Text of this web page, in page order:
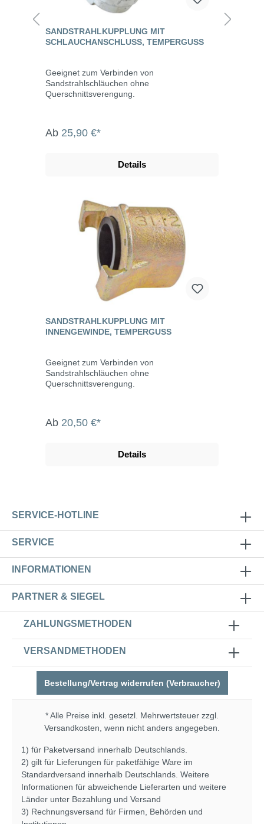
SANDSTRAHLKUPPLUNG MIT
SCHLAUCHANSCHLUSS, TEMPERGUSS
Geeignet zum Verbinden von
Sandstrahlschläuchen ohne
Querschnittsverengung.
Ab 25,90 €*
Details
SANDSTRAHLKUPPLUNG MIT
INNENGEWINDE, TEMPERGUSS
Geeignet zum Verbinden von
Sandstrahlschläuchen ohne
Querschnittsverengung.
Ab 20,50 €*
Details
SERVICE-HOTLINE
SERVICE
INFORMATIONEN
PARTNER & SIEGEL
ZAHLUNGSMETHODEN
VERSANDMETHODEN
Bestellung/Vertrag widerrufen (Verbraucher)
* Alle Preise inkl. gesetzl. Mehrwertsteuer zzgl.
Versandkosten , wenn nicht anders angegeben.
1) für Paketversand innerhalb Deutschlands.
2) gilt für Lieferungen für paketfähige Ware im
Standardversand innerhalb Deutschlands. Weitere
Informationen für abweichende Lieferarten und weitere
Länder unter Bezahlung und Versand
3) Rechnungsversand für Firmen, Behörden und